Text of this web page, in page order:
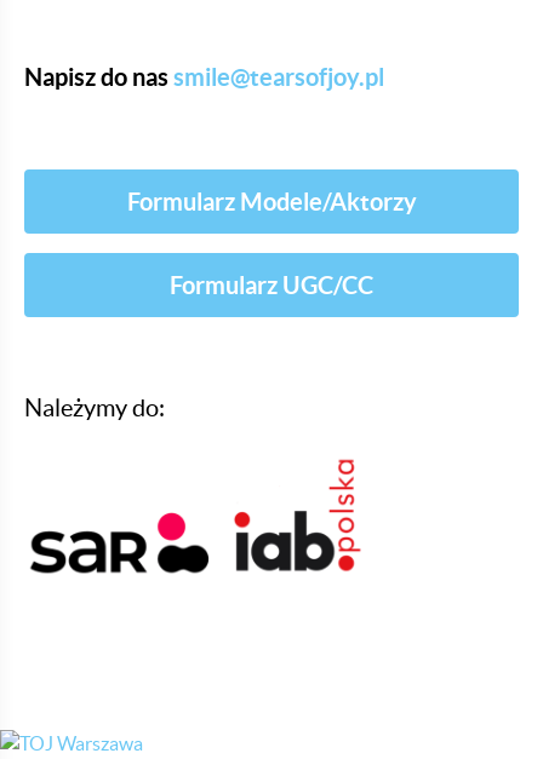
Napisz do nas smile@tearsofjoy.pl
Formularz Modele/Aktorzy
Formularz UGC/CC
Należymy do: